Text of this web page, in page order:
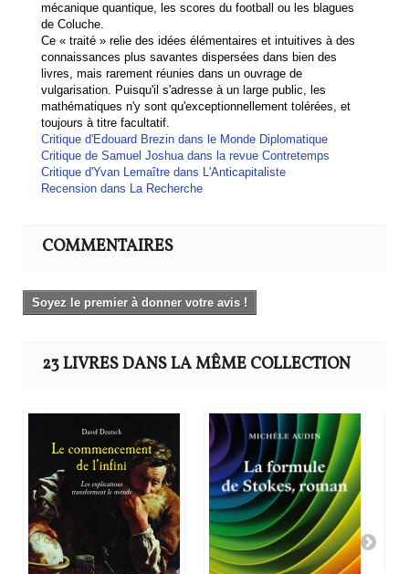
mécanique quantique, les scores du football ou les blagues
de Coluche.
Ce « traité » relie des idées élémentaires et intuitives à des
connaissances plus savantes dispersées dans bien des
livres, mais rarement réunies dans un ouvrage de
vulgarisation. Puisqu'il s'adresse à un large public, les
mathématiques n'y sont qu'exceptionnellement tolérées, et
toujours à titre facultatif.
Critique d'Edouard Brezin dans le Monde Diplomatique
Critique de Samuel Joshua dans la revue Contretemps
Critique d'Yvan Lemaître dans L'Anticapitaliste
Recension dans La Recherche
COMMENTAIRES
Soyez le premier à donner votre avis !
23 LIVRES DANS LA MÊME COLLECTION